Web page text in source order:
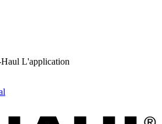
L'application